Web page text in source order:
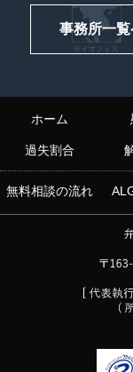
事務所一
ホーム
過失割合
無料相談の流れ